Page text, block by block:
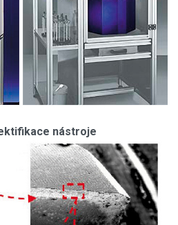
nástroje